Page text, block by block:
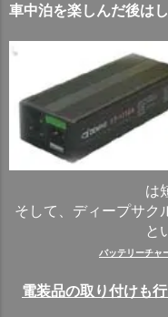
車中泊を楽しんだ後は
は
そして、ディープサク
と
バッテリーチャ
電装品の取り付けも